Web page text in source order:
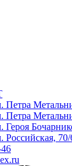
Петра
Петра
Героя
Российская, 70/